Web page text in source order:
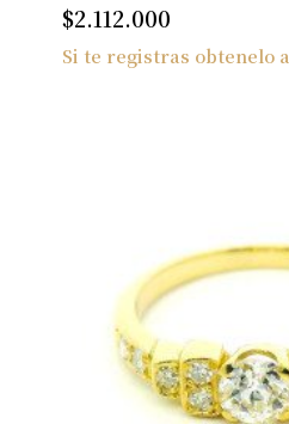
$2.112.000
Si te registras obtenelo a